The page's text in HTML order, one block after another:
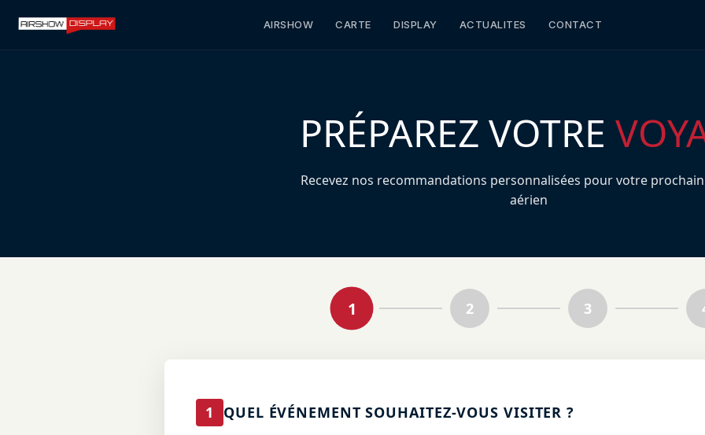
AIRSHOW CARTE DISPLAY ACTUALITES CONTACT
PRÉPAREZ VOTRE
Recevez nos recommandations personnalisées pour votre
aérien
1 2 3
1 QUEL ÉVÉNEMENT SOUHAITEZ-VOUS VISITER ?